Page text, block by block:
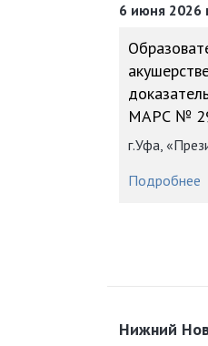
6 июня 2026
МАРС №
г.Уфа,
Подробнее
Нижний